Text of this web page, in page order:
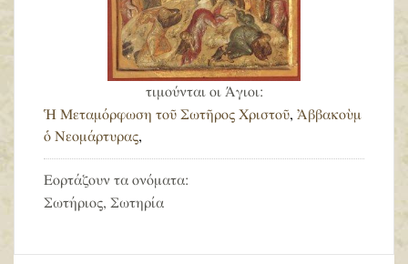
τιμούνται οι Άγιοι:
Ἡ Μεταμόρφωση τοῦ Σωτῆρος Χριστοῦ, Ἀββακοὺμ
ὁ Νεομάρτυρας,
Εορτάζουν τα ονόματα:
Σωτήριος, Σωτηρία